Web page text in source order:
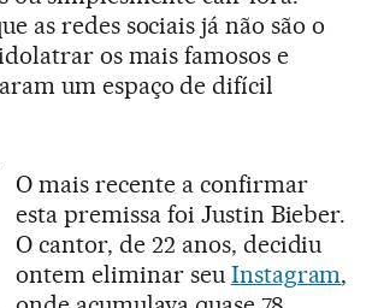
as redes sociais já não são o
os mais famosos e
um espaço de difícil
O mais recente a confirmar
esta premissa foi Justin Bieber.
O cantor, de 22 anos, decidiu
ontem eliminar seu Instagram,